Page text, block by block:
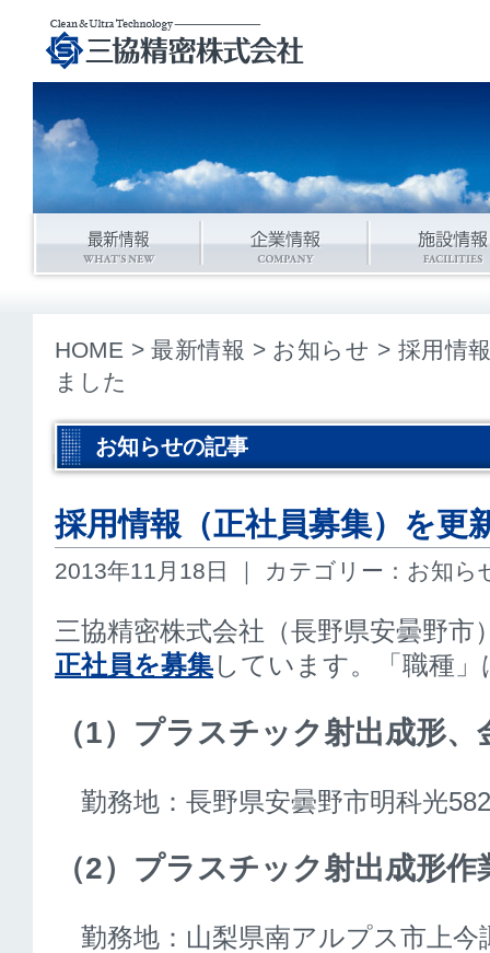
HOME >最新情報 > お知らせ > 採用情
ました
お知らせの記事
採用情報（正社員募集）を更
2013年11月18日 ｜ カテゴリー：お知ら
三協精密株式会社（長野県安曇野市
正社員を募集しています。「職種
（1）プラスチック射出成形
勤務地：長野県安曇野市明科光582
（2）プラスチック射出成形作
勤務地：山梨県南アルプス市上今